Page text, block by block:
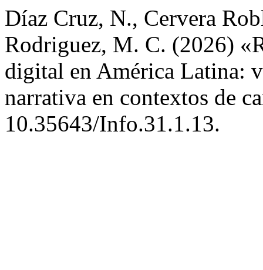
Díaz Cruz, N., Cervera
Rodriguez, M. C. (2026)
digital en América Latina:
narrativa en contextos de
10.35643/Info.31.1.13.